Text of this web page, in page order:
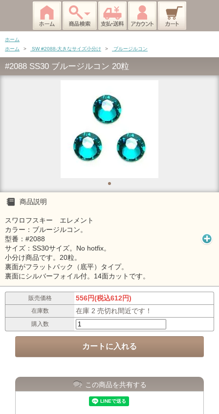
ホーム
ホーム
> SW #2088-大きなサイズ小分け > ブルージルコン
#2088 SS30 ブルージルコン 20粒
商品説明
スワロフスキー エレメント
カラー：ブルージルコン。
型番：#2088
サイズ：SS30サイズ。No hotfix。
小分け商品です。20粒。
裏面がフラットバック（底平）タイプ。
裏面にシルバーフォイル付。14面カットです。
販売価格 556円(税込612円)
在庫数 在庫 2 売切れ間近です！
購入数
この商品を共有する